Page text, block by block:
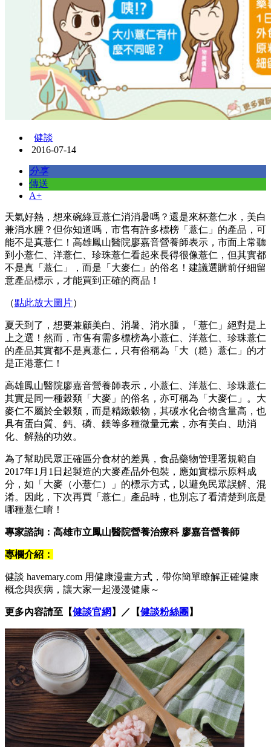
健談
2016-07-14
分享
傳送
A+
天氣好熱，想來碗綠豆薏仁消消暑嗎？還是來杯薏仁水，美白
兼消水腫？但你知道嗎，市售有許多標榜「薏仁」的產品，可
能不是真薏仁！高雄鳳山醫院廖嘉音營養師表示，市面上常聽
到小薏仁、洋薏仁、珍珠薏仁看起來長得很像薏仁，但其實都
不是真「薏仁」，而是「大麥仁」的俗名！建議選購前仔細留
意產品標示，才能買到正確的商品！
（點此放大圖片）
夏天到了，想要兼顧美白、消暑、消水腫，「薏仁」絕對是上
上之選！然而，市售有需多標榜為小薏仁、洋薏仁、珍珠薏仁
的產品其實都不是真薏仁，只有俗稱為「大（糙）薏仁」的才
是正港薏仁！
高雄鳳山醫院廖嘉音營養師表示，小薏仁、洋薏仁、珍珠薏仁
其實是同一種穀類「大麥」的俗名，亦可稱為「大麥仁」。大
麥仁不屬於全穀類，而是精緻穀物，其碳水化合物含量高，也
具有蛋白質、鈣、磷、鎂等多種微量元素，亦有美白、助消
化、解熱的功效。
為了幫助民眾正確區分食材的差異，食品藥物管理署規範自
2017年1月1日起製造的大麥產品外包裝，應如實標示原料成
分，如「大麥（小薏仁）」的標示方式，以避免民眾誤解、混
淆。因此，下次再買「薏仁」產品時，也別忘了看清楚到底是
哪種薏仁唷！
專家諮詢：高雄市立鳳山醫院營養治療科 廖嘉音營養師
專欄介紹：
健談 havemary.com 用健康漫畫方式，帶你簡單瞭解正確健康
概念與疾病，讓大家一起漫漫健康～
更多內容請至【健談官網 】／【健談粉絲團 】